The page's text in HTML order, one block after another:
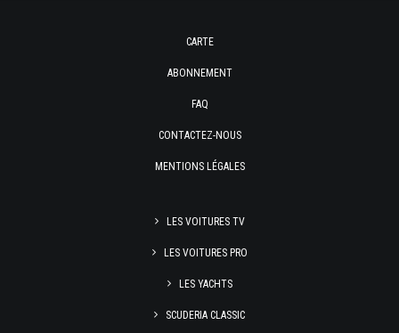
CARTE
ABONNEMENT
FAQ
CONTACTEZ-NOUS
MENTIONS LÉGALES
LES VOITURES TV
LES VOITURES PRO
LES YACHTS
SCUDERIA CLASSIC